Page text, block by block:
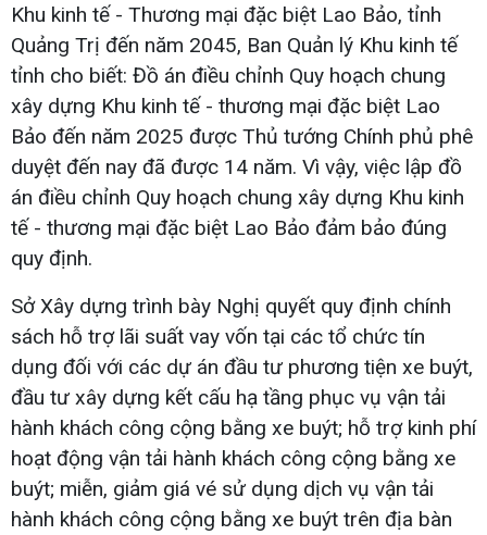
Khu kinh tế - Thương mại đặc biệt Lao Bảo, tỉnh
Quảng Trị đến năm 2045, Ban Quản lý Khu kinh tế
tỉnh cho biết: Đồ án điều chỉnh Quy hoạch chung
xây dựng Khu kinh tế - thương mại đặc biệt Lao
Bảo đến năm 2025 được Thủ tướng Chính phủ phê
duyệt đến nay đã được 14 năm. Vì vậy, việc lập đồ
án điều chỉnh Quy hoạch chung xây dựng Khu kinh
tế - thương mại đặc biệt Lao Bảo đảm bảo đúng
quy định.
Sở Xây dựng trình bày Nghị quyết quy định chính
sách hỗ trợ lãi suất vay vốn tại các tổ chức tín
dụng đối với các dự án đầu tư phương tiện xe buýt,
đầu tư xây dựng kết cấu hạ tầng phục vụ vận tải
hành khách công cộng bằng xe buýt; hỗ trợ kinh phí
hoạt động vận tải hành khách công cộng bằng xe
buýt; miễn, giảm giá vé sử dụng dịch vụ vận tải
hành khách công cộng bằng xe buýt trên địa bàn